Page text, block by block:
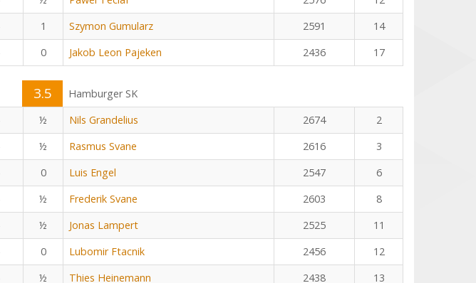
1 Szymon Gumularz 2591
14
0 Jakob Leon Pajeken 2436 17
3.5
Hamburger SK
½ Nils Grandelius 2674
2
½ Rasmus Svane 2616
3
0 Luis Engel 2547
6
½ Frederik Svane 2603
8
½ Jonas Lampert 2525
11
0 Lubomir Ftacnik 2456
12
½ Thies Heinemann 2438 13